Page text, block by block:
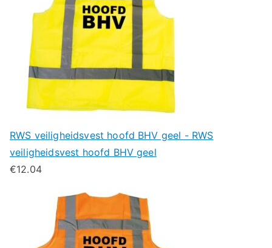
RWS veiligheidsvest hoofd BHV geel - RWS
veiligheidsvest hoofd BHV geel
€12.04